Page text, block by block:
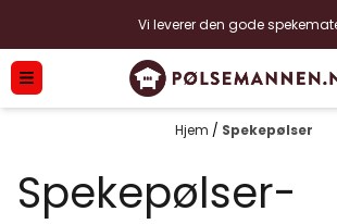
Vi leverer den gode
Hjem / Spekepølser
Spekepølser-